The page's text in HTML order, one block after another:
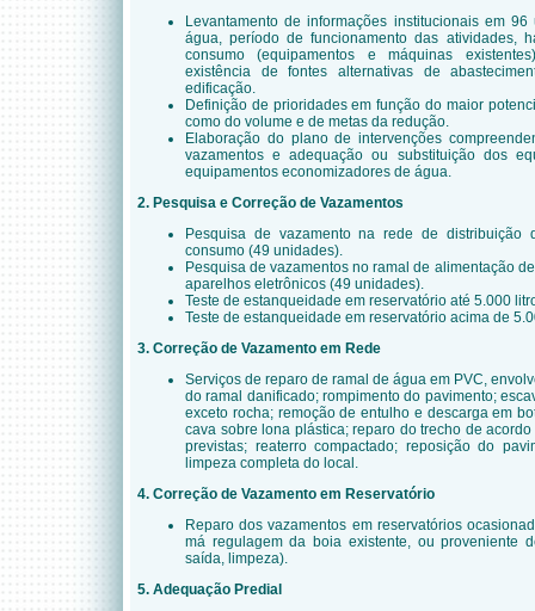
Levantamento de informações institucionais em
água, período de funcionamento das atividades,
consumo (equipamentos e máquinas
existência de fontes alternativas de
edificação.
Definição de prioridades em função do maior
como do volume e de metas da redução.
Elaboração do plano de intervenções
vazamentos e adequação ou substituição dos
equipamentos economizadores de água.
2. Pesquisa e Correção de Vazamentos
Pesquisa de vazamento na rede de distribuição
consumo (49 unidades).
Pesquisa de vazamentos no ramal de alimentação
aparelhos eletrônicos (49 unidades).
Teste de estanqueidade em reservatório até 5.000
Teste de estanqueidade em reservatório acima de
3. Correção de Vazamento em Rede
Serviços de reparo de ramal de água em PVC,
do ramal danificado; rompimento do pavimento;
exceto rocha; remoção de entulho e descarga em
cava sobre lona plástica; reparo do trecho de
previstas; reaterro compactado; reposição do
limpeza completa do local.
4. Correção de Vazamento em Reservatório
Reparo dos vazamentos em reservatórios
má regulagem da boia existente, ou proveniente
saída, limpeza).
5. Adequação Predial